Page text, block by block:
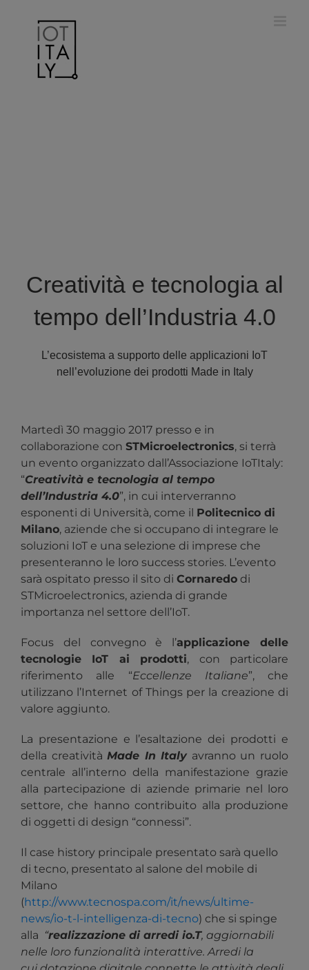
contenuto
Creatività e tecnologia al
tempo dell’Industria 4.0
L’ecosistema a supporto delle applicazioni IoT
nell’evoluzione dei prodotti Made in Italy
Martedì 30 maggio 2017 presso e in
collaborazione con STMicroelectronics, si terrà
un evento organizzato dall’Associazione IoTItaly:
“Creatività e tecnologia al tempo
dell’Industria 4.0”, in cui interverranno
esponenti di Università, come il Politecnico di
Milano, aziende che si occupano di integrare le
soluzioni IoT e una selezione di imprese che
presenteranno le loro success stories. L’evento
sarà ospitato presso il sito di Cornaredo di
STMicroelectronics, azienda di grande
importanza nel settore dell’IoT.
Focus del convegno è l’applicazione delle
tecnologie IoT ai prodotti, con particolare
riferimento alle “Eccellenze Italiane”, che
utilizzano l’Internet of Things per la creazione di
valore aggiunto.
La presentazione e l’esaltazione dei prodotti e
della creativitàMade In Italy avranno un ruolo
centrale all’interno della manifestazione grazie
alla partecipazione di aziende primarie nel loro
settore, che hanno contribuito alla produzione
di oggetti di design “connessi”.
Il case history principale presentato sarà quello
di tecno, presentato al salone del mobile di
Milano
(http://www.tecnospa.com/it/news/ultime-
news/io-t-l-intelligenza-di-tecno) che si spinge
alla “realizzazione di arredi io.T, aggiornabili
nelle loro funzionalità interattive. Arredi la